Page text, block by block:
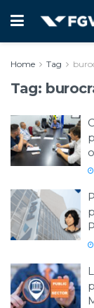
Home Tag
Tag: